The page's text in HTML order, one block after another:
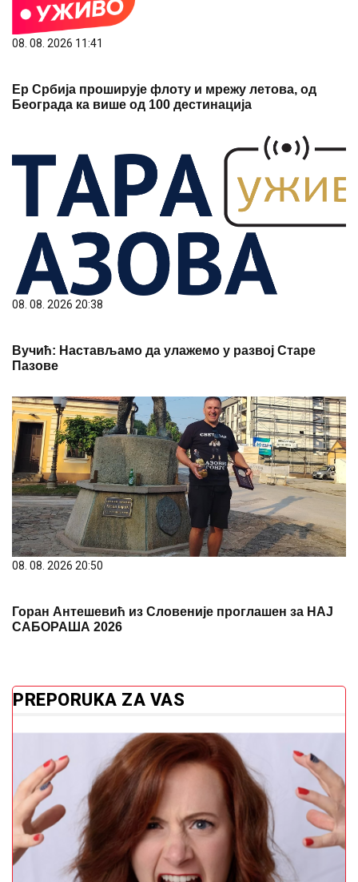
08. 08. 2026 11:41
Ер Србија проширује флоту и мрежу летова, од
Београда ка више од 100 дестинација
08. 08. 2026 20:38
Вучић: Настављамо да улажемо у развој Старе
Пазове
08. 08. 2026 20:50
Горан Антешевић из Словеније проглашен за НАЈ
САБОРАША 2026
PREPORUKA ZA VAS